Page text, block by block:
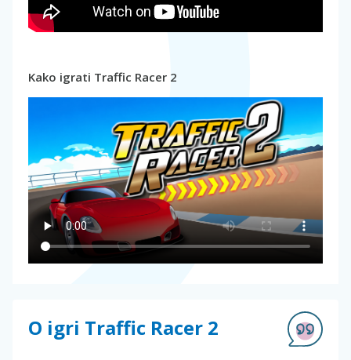
Kako igrati Traffic Racer 2
O igri Traffic Racer 2